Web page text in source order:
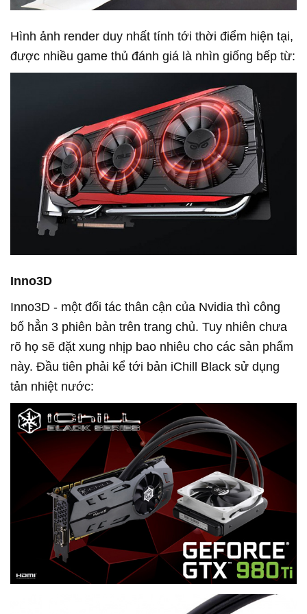
Hình ảnh render duy nhất tính tới thời điểm hiện tại,
được nhiều game thủ đánh giá là nhìn giống bếp từ:
Inno3D
Inno3D - một đối tác thân cận của Nvidia thì công
bố hẳn 3 phiên bản trên trang chủ. Tuy nhiên chưa
rõ họ sẽ đặt xung nhịp bao nhiêu cho các sản phẩm
này. Đầu tiên phải kể tới bản iChill Black sử dụng
tản nhiệt nước: